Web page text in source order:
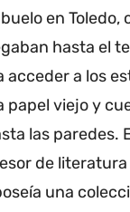
en Toledo,
hasta el
acceder a los
papel viejo y
las paredes.
de literatura
una